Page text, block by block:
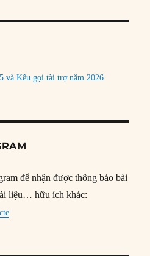
và Kêu gọi tài trợ năm 2026
để nhận được thông báo bài
liệu… hữu ích khác: